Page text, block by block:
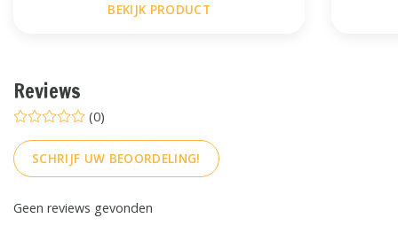
BEKIJK PRODUCT
Reviews
(0)
SCHRIJF UW BEOORDELING!
Geen reviews gevonden